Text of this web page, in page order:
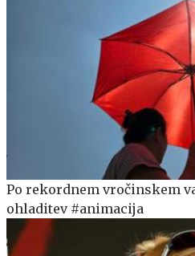
Po rekordnem vročinskem
ohladitev #animacija